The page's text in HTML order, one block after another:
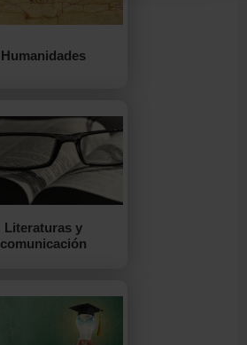
Humanidades
Literaturas y
comunicación